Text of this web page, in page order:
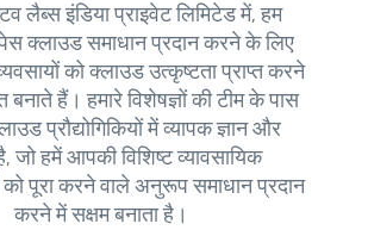
लैब्स इंडिया प्राइवेट लिमिटेड में, हम
क्लाउड समाधान प्रदान करने के लिए
को क्लाउड उत्कृष्टता प्राप्त करने
हैं। हमारे विशेषज्ञों की टीम के पास
प्रौद्योगिकियों में व्यापक ज्ञान और
जो हमें आपकी विशिष्ट व्यावसायिक
पूरा करने वाले अनुरूप समाधान प्रदान
करने में सक्षम बनाता है।